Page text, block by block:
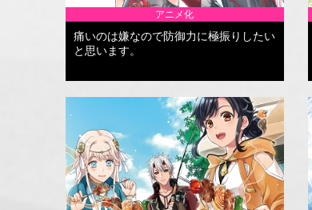
アニメ化
痛いのは嫌なので防御力に極振りしたい
と思います。